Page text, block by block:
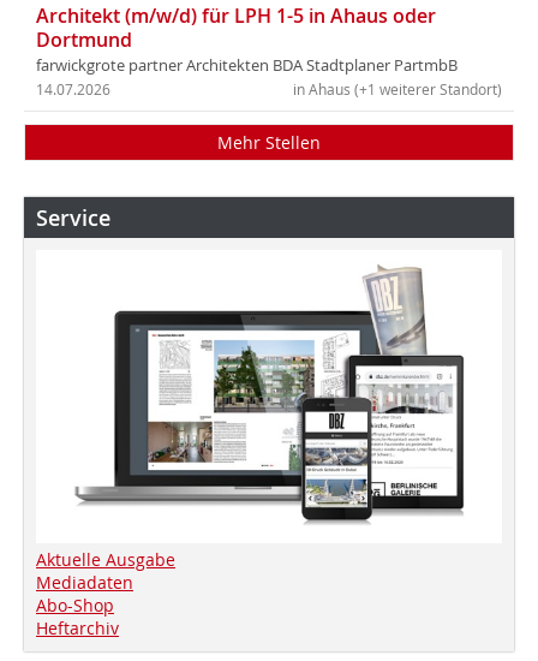
Architekt (m/w/d) für LPH 1-5 in Ahaus oder
Dortmund
farwickgrote partner Architekten BDA Stadtplaner PartmbB
in Ahaus (+1 weiterer Standort)
14.07.2026
Mehr Stellen
Service
Aktuelle Ausgabe
Mediadaten
Abo-Shop
Heftarchiv